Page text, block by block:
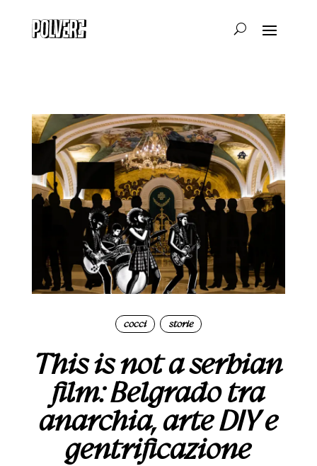
cocci | storie
This is not a serbian
film: Belgrado tra
anarchia, arte DIY e
gentrificazione